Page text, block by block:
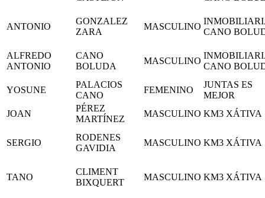
ANTONIO
GONZALEZ
ZARA
MASCULINO
CANO
ALFREDO
ANTONIO
CANO
BOLUDA
MASCULINO
CANO
YOSUNE
PALACIOS
CANO
FEMENINO
JUNTAS ES
MEJOR
JOAN
PÉREZ
MARTÍNEZ
MASCULINO KM3 XÁTIVA
SERGIO
RODENES
GAVIDIA
MASCULINO KM3 XÁTIVA
TANO
CLIMENT
BIXQUERT
MASCULINO KM3 XÁTIVA